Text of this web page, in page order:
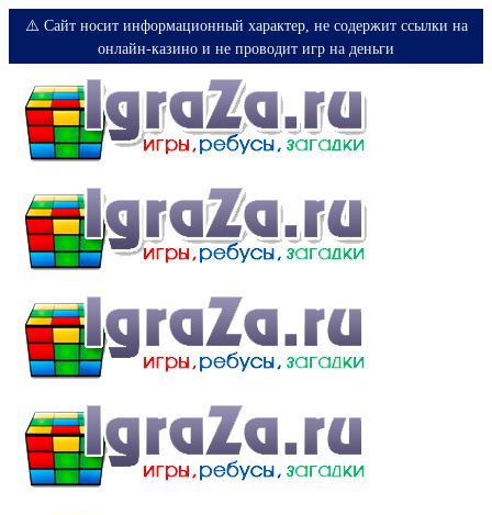
⚠️ Сайт носит информационный характер, не содержит ссылки на
онлайн-казино и не проводит игр на деньги